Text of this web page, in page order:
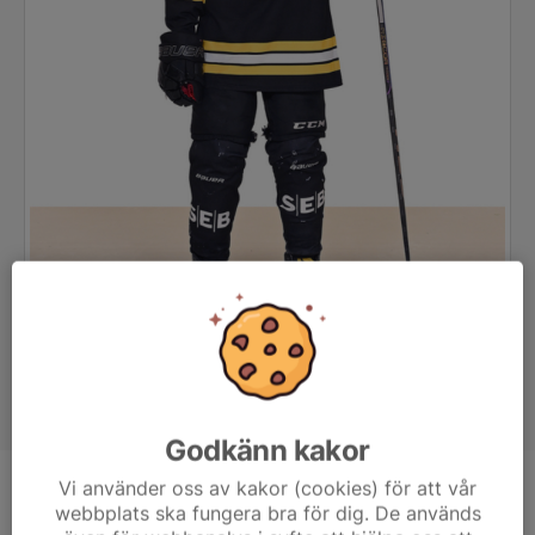
Position
-
Godkänn kakor
Vi använder oss av kakor (cookies) för att vår
webbplats ska fungera bra för dig. De används